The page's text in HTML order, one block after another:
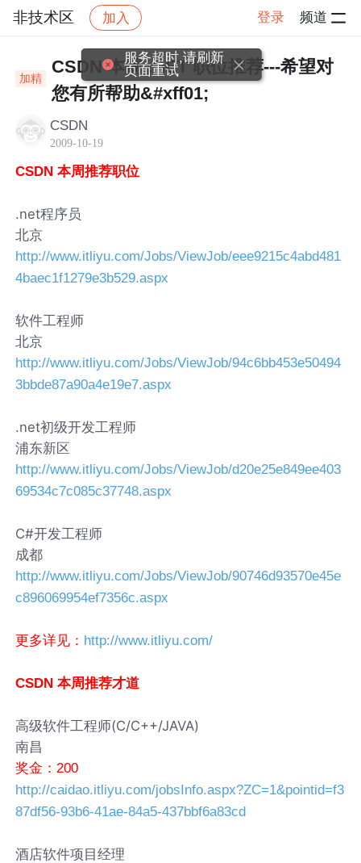
非技术区 加入 登录 频道
非技术区 帖子详情
加精
CSDN 本周 .NET 职位推荐---希望对
您有所帮助&#xff01;
CSDN
2009-10-19
CSDN 本周推荐职位
.net程序员
北京
http://www.itliyu.com/Jobs/ViewJob/eee9215c4abd481
4baec1f1279e3b529.aspx
软件工程师
北京
http://www.itliyu.com/Jobs/ViewJob/94c6bb453e50494
3bbde87a90a4e19e7.aspx
.net初级开发工程师
浦东新区
http://www.itliyu.com/Jobs/ViewJob/d20e25e849ee403
69534c7c085c37748.aspx
C#开发工程师
成都
http://www.itliyu.com/Jobs/ViewJob/90746d93570e45e
c896069954ef7356c.aspx
更多详见： http://www.itliyu.com/
CSDN 本周推荐才道
高级软件工程师(C/C++/JAVA)
南昌
奖金：200
http://caidao.itliyu.com/jobsInfo.aspx?ZC=1&pointid=f3
87df56-93b6-41ae-84a5-437bbf6a83cd
酒店软件项目经理
服务超时,请刷新
页面重试